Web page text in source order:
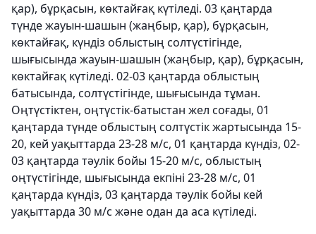
қар), бұрқасын, көктайғақ күтіледі. 03 қаңтарда
түнде жауын-шашын (жаңбыр, қар), бұрқасын,
көктайғақ, күндіз облыстың солтүстігінде,
шығысында жауын-шашын (жаңбыр, қар), бұрқасын,
көктайғақ күтіледі. 02-03 қаңтарда облыстың
батысында, солтүстігінде, шығысында тұман.
Оңтүстіктен, оңтүстік-батыстан жел соғады, 01
қаңтарда түнде облыстың солтүстік жартысында 15-
20, кей уақыттарда 23-28 м/с, 01 қаңтарда күндіз, 02-
03 қаңтарда тәулік бойы 15-20 м/с, облыстың
оңтүстігінде, шығысында екпіні 23-28 м/с, 01
қаңтарда күндіз, 03 қаңтарда тәулік бойы кей
уақыттарда 30 м/с және одан да аса күтіледі.